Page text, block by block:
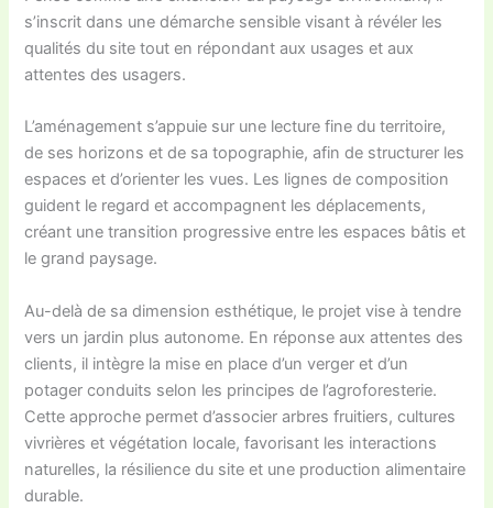
s’inscrit dans une démarche sensible visant à révéler les
qualités du site tout en répondant aux usages et aux
attentes des usagers.
L’aménagement s’appuie sur une lecture fine du territoire,
de ses horizons et de sa topographie, afin de structurer les
espaces et d’orienter les vues. Les lignes de composition
guident le regard et accompagnent les déplacements,
créant une transition progressive entre les espaces bâtis et
le grand paysage.
Au-delà de sa dimension esthétique, le projet vise à tendre
vers un jardin plus autonome. En réponse aux attentes des
clients, il intègre la mise en place d’un verger et d’un
potager conduits selon les principes de l’agroforesterie.
Cette approche permet d’associer arbres fruitiers, cultures
vivrières et végétation locale, favorisant les interactions
naturelles, la résilience du site et une production alimentaire
durable.